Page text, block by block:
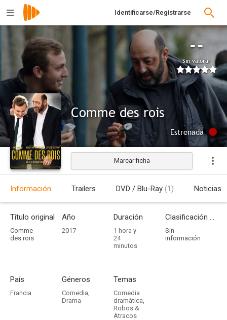
Identificarse/Registrarse
--
Sin valorar
Comme des rois
Estrenada
Marcar ficha
Información Trailers DVD / Blu-Ray (1) Noticias
Título original
Comme
des rois
Año
2017
Duración
1 hora y
24
minutos
Clasificación por edades
Sin
información
País
Francia
Géneros
Comedia,
Drama
Temas
Comedia
dramática,
Robos &
Atracos